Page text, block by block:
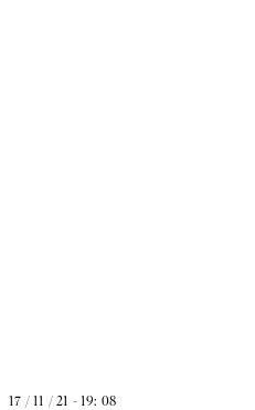
17 / 11 / 21 - 19: 08